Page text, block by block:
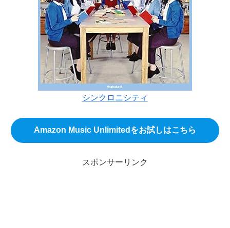
シンクロニシティ
Amazon Music Unlimitedをお試しはこちら
スポンサーリンク